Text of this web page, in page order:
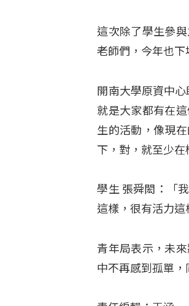
這次除了學生參
老師們，今年也下
開南大學原資中
就是大家都有在
生的活動，像現
下，對，就至少在
學生 張舜閎：「
這樣，很有活力這
青年局表示，未
中不再感到孤單，